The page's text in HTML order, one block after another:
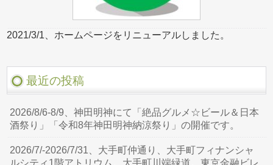
2021/3/1、ホームページをリニューアルしました。
最近の投稿
2026/8/6-8/9、神田明神にて「絶品グルメ☆ビール＆日本
酒祭り」「令和8年神田明神納涼祭り」の開催です。
2026/7/-2026/7/31、大手町仲通り、大手町フィナンシャ
ルシティ1階アトリウム、大手町川端緑道、東京金融ビレ